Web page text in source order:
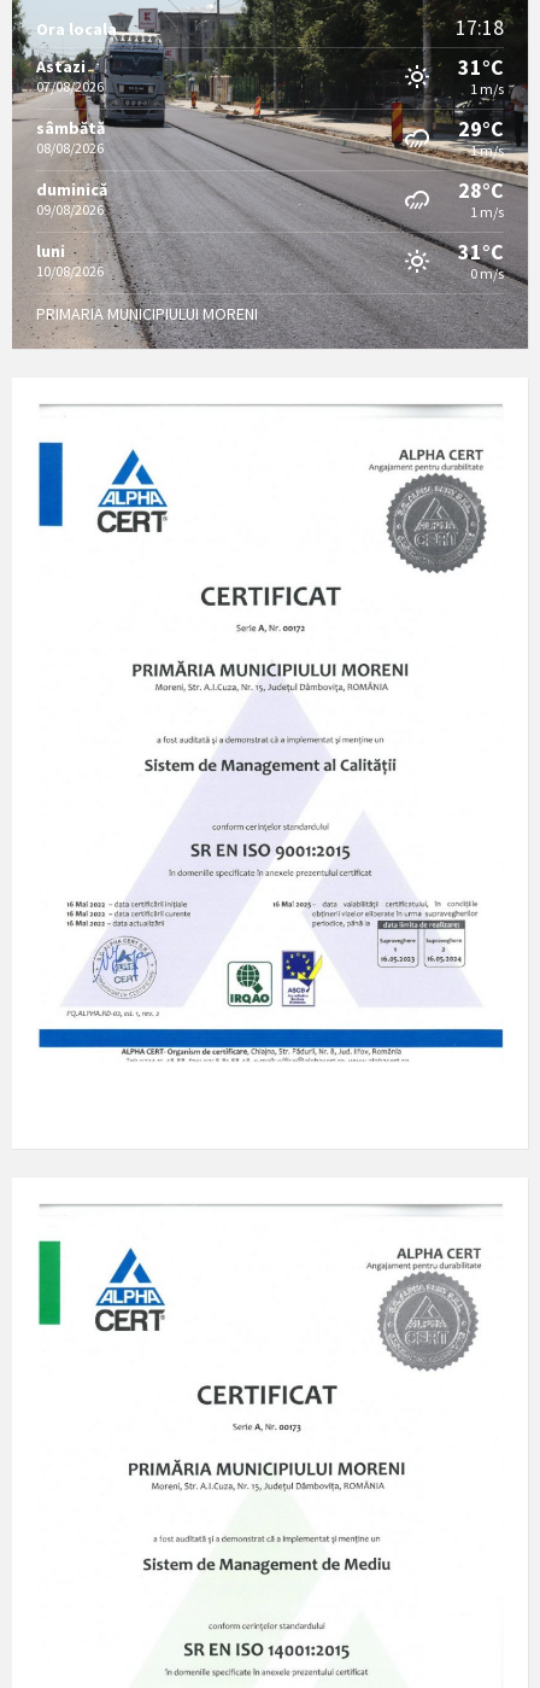
Ora locala 17:18
Astazi
07/08/2026
31°C
1 m/s
sâmbătă
08/08/2026
29°C
1 m/s
duminică
09/08/2026
28°C
1 m/s
luni
10/08/2026
31°C
0 m/s
PRIMARIA MUNICIPIULUI MORENI